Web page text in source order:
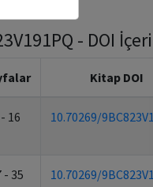
- DOI
Kitap DOI
16 10.70269/
- 35 10.70269/